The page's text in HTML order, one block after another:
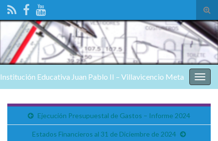
el
de
Institución Educativa Juan Pablo II – Villavicencio Meta
Ejecución Presupuestal de Gastos – Informe 2024
Estados Financieros al 31 de Diciembre de 2024